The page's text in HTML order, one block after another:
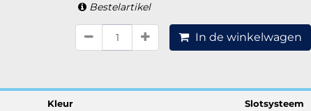
Bestelartikel
In de winkelwagen
Kleur Slotsysteem